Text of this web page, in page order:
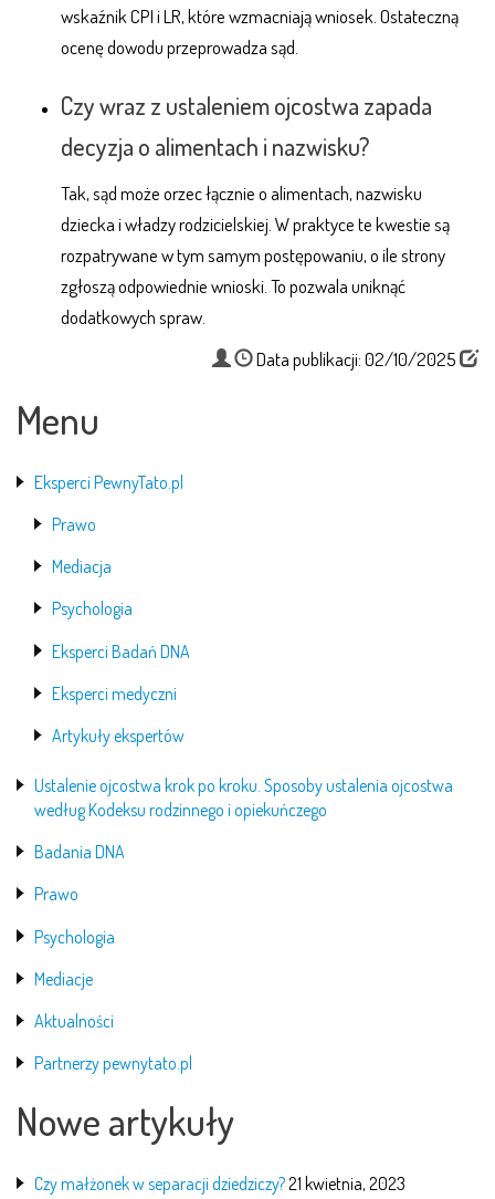
wskaźnik CPI i LR, które wzmacniają wniosek. Ostateczną
ocenę dowodu przeprowadza sąd.
Czy wraz z ustaleniem ojcostwa zapada
decyzja o alimentach i nazwisku?
Tak, sąd może orzec łącznie o alimentach, nazwisku
dziecka i władzy rodzicielskiej. W praktyce te kwestie są
rozpatrywane w tym samym postępowaniu, o ile strony
zgłoszą odpowiednie wnioski. To pozwala uniknąć
dodatkowych spraw.
Data publikacji: 02/10/2025
Menu
Eksperci PewnyTato.pl
Prawo
Mediacja
Psychologia
Eksperci Badań DNA
Eksperci medyczni
Artykuły ekspertów
Ustalenie ojcostwa krok po kroku. Sposoby ustalenia ojcostwa
według Kodeksu rodzinnego i opiekuńczego
Badania DNA
Prawo
Psychologia
Mediacje
Aktualności
Partnerzy pewnytato.pl
Nowe artykuły
Czy małżonek w separacji dziedziczy?21 kwietnia, 2023